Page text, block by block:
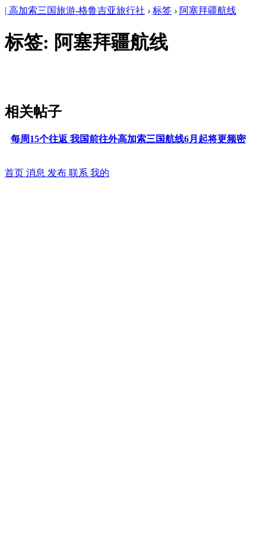
| 高加索三国旅游-格鲁吉亚旅行社 › 标签 › 阿塞拜疆航线
标签: 阿塞拜疆航线
相关帖子
每周15个往返 我国前往外高加索三国航线6月起将更频密
首页 消息 发布 联系 我的